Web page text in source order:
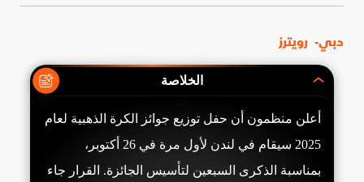
دبي- رويترز
الخلاصة
أعلن منظمون أن حفل توزيع جوائز الكرة الذهبية لعام
2025 سيقام في لندن لأول مرة في 26 أكتوبر،
بمناسبة الذكرى السبعين لتأسيس الجائزة. القرار جاء